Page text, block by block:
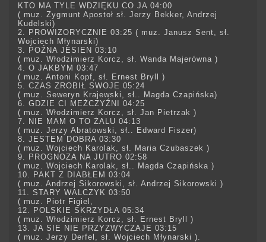
KTO MA TYLE WDZIĘKU CO JA 04:00
( muz. Zygmunt Apostoł sł. Jerzy Bekker, Andrzej
Kudelski)
2. PROWIZORYCZNIE 03:25 ( muz. Janusz Sent, sł.
Wojciech Młynarski)
3. POŹNA JESIEN 03:10
( muz. Włodzimierz Korcz, sł. Wanda Majerówna )
4. O JAKBYM 03:47
( muz. Antoni Kopf, sł. Ernest Bryll )
5. CZAS ZROBIŁ SWOJE 05:24
( muz. Seweryn Krajewski, sł.. Magda Czapińska)
6. GDZIE CI MEŻCZYŹNI 04:25
( muz. Włodzimierz Korcz, sł. Jan Pietrzak )
7. NIE MAM O TO ŻALU 04:13
( muz. Jerzy Abratowski, sł.. Edward Fiszer)
8. JESTEM DOBRA 03:30
( muz. Wojciech Karolak, sł. Maria Czubaszek )
9. PROGNOZA NA JUTRO 02:58
( muz. Wojciech Karolak, sł.. Magda Czapińska )
10. PAKT Z DIABŁEM 03:04
( muz. Andrzej Sikorowski, sł. Andrzej Sikorowski )
11. STARY WALCZYK 03:50
( muz. Piotr Figiel,
12. POLSKIE SKRZYDŁA 05:34
( muz. Włodzimierz Korcz, sł. Ernest Bryll )
13. JA SIE NIE PRZYZWYCZAJE 03:15
( muz. Jerzy Derfel, sł. Wojciech Młynarski ).